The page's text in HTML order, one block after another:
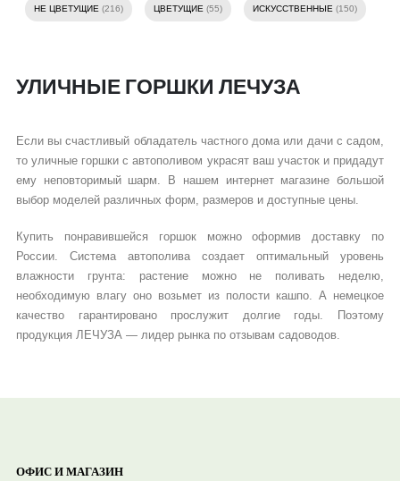
НЕ ЦВЕТУЩИЕ(216) ЦВЕТУЩИЕ(55) ИСКУССТВЕННЫЕ(150)
УЛИЧНЫЕ ГОРШКИ ЛЕЧУЗА
Если вы счастливый обладатель частного дома или дачи с садом,
то уличные горшки с автополивом украсят ваш участок и придадут
ему неповторимый шарм. В нашем интернет магазине большой
выбор моделей различных форм, размеров и доступные цены.
Купить понравившейся горшок можно оформив доставку по
России. Система автополива создает оптимальный уровень
влажности грунта: растение можно не поливать неделю,
необходимую влагу оно возьмет из полости кашпо. А немецкое
качество гарантировано прослужит долгие годы. Поэтому
продукция ЛЕЧУЗА — лидер рынка по отзывам садоводов.
ОФИС И МАГАЗИН